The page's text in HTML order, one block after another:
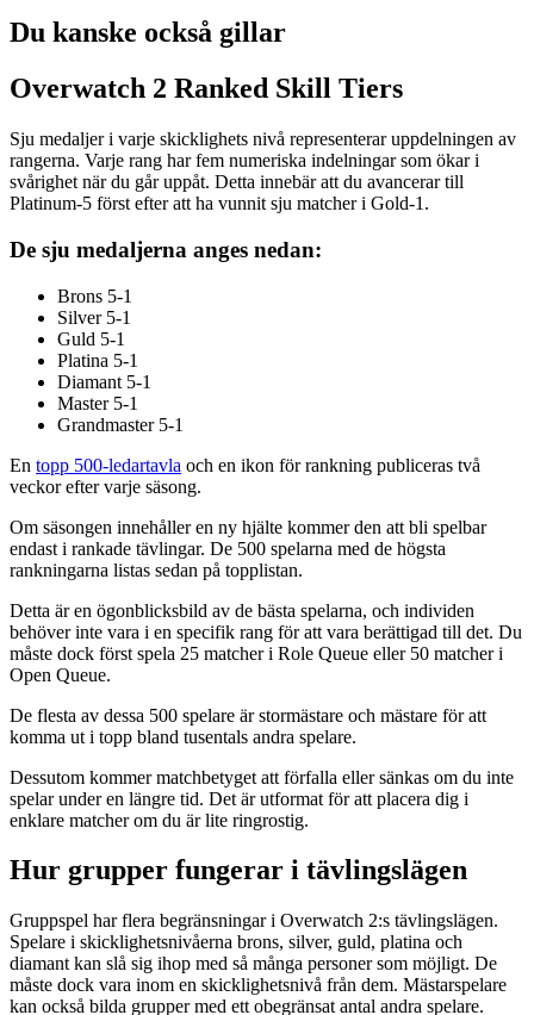
Du kanske också gillar
Overwatch 2 Ranked Skill Tiers
Sju medaljer i varje skicklighets nivå representerar uppdelningen av
rangerna. Varje rang har fem numeriska indelningar som ökar i
svårighet när du går uppåt. Detta innebär att du avancerar till
Platinum-5 först efter att ha vunnit sju matcher i Gold-1.
De sju medaljerna anges nedan:
Brons 5-1
Silver 5-1
Guld 5-1
Platina 5-1
Diamant 5-1
Master 5-1
Grandmaster 5-1
En topp 500-ledartavla och en ikon för rankning publiceras två
veckor efter varje säsong.
Om säsongen innehåller en ny hjälte kommer den att bli spelbar
endast i rankade tävlingar. De 500 spelarna med de högsta
rankningarna listas sedan på topplistan.
Detta är en ögonblicksbild av de bästa spelarna, och individen
behöver inte vara i en specifik rang för att vara berättigad till det. Du
måste dock först spela 25 matcher i Role Queue eller 50 matcher i
Open Queue.
De flesta av dessa 500 spelare är stormästare och mästare för att
komma ut i topp bland tusentals andra spelare.
Dessutom kommer matchbetyget att förfalla eller sänkas om du inte
spelar under en längre tid. Det är utformat för att placera dig i
enklare matcher om du är lite ringrostig.
Hur grupper fungerar i tävlingslägen
Gruppspel har flera begränsningar i Overwatch 2:s tävlingslägen.
Spelare i skicklighetsnivåerna brons, silver, guld, platina och
diamant kan slå sig ihop med så många personer som möjligt. De
måste dock vara inom en skicklighetsnivå från dem. Mästarspelare
kan också bilda grupper med ett obegränsat antal andra spelare.